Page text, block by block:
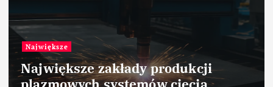
Największe
Największe zakłady produkcji